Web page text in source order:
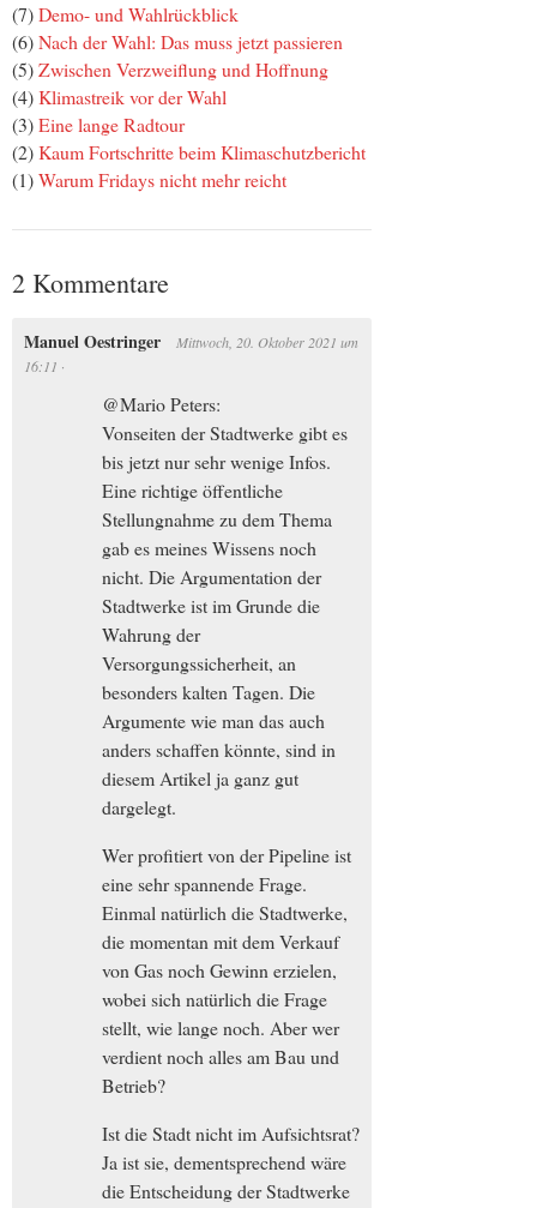
(7)Demo- und Wahlrückblick
(6)Nach der Wahl: Das muss jetzt passieren
(5)Zwischen Verzweiflung und Hoffnung
(4)Klimastreik vor der Wahl
(3)Eine lange Radtour
(2)Kaum Fortschritte beim Klimaschutzbericht
(1)Warum Fridays nicht mehr reicht
2 Kommentare
Manuel Oestringer Mittwoch, 20. Oktober 2021 um
16:11 ·
@Mario Peters:
Vonseiten der Stadtwerke gibt es
bis jetzt nur sehr wenige Infos.
Eine richtige öffentliche
Stellungnahme zu dem Thema
gab es meines Wissens noch
nicht. Die Argumentation der
Stadtwerke ist im Grunde die
Wahrung der
Versorgungssicherheit, an
besonders kalten Tagen. Die
Argumente wie man das auch
anders schaffen könnte, sind in
diesem Artikel ja ganz gut
dargelegt.
Wer profitiert von der Pipeline ist
eine sehr spannende Frage.
Einmal natürlich die Stadtwerke,
die momentan mit dem Verkauf
von Gas noch Gewinn erzielen,
wobei sich natürlich die Frage
stellt, wie lange noch. Aber wer
verdient noch alles am Bau und
Betrieb?
Ist die Stadt nicht im Aufsichtsrat?
Ja ist sie, dementsprechend wäre
die Entscheidung der Stadtwerke